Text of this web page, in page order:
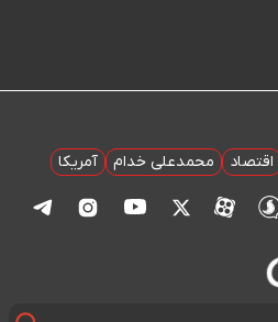
اقتصاد محمدعلی خدام آمریکا